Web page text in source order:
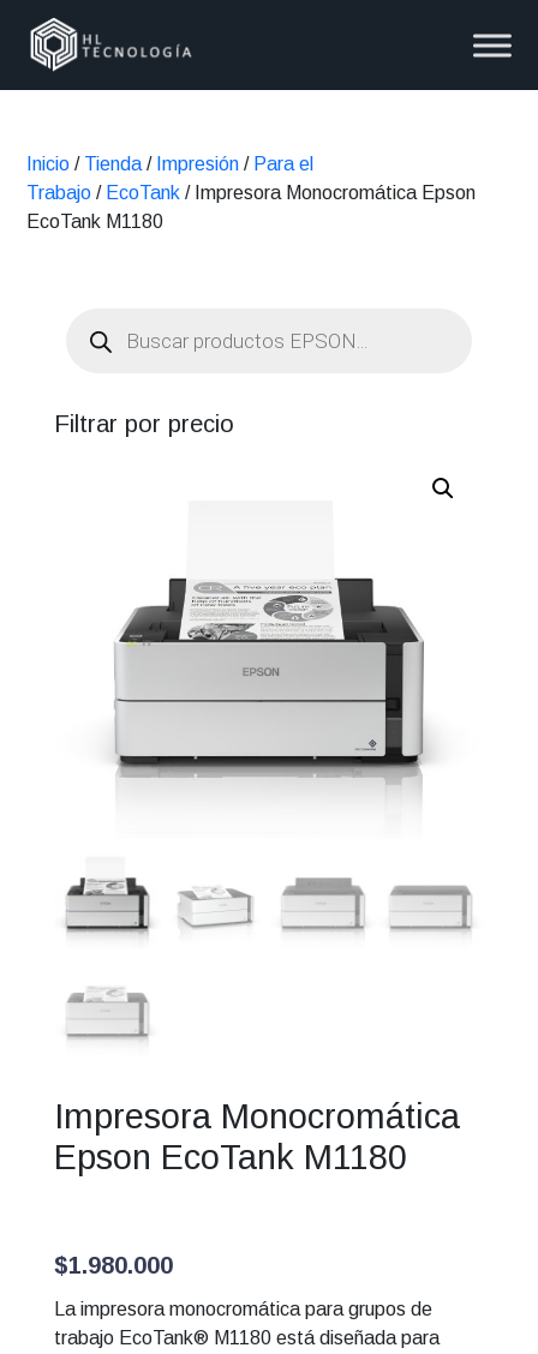
Inicio / Tienda / Impresión / Para el
Trabajo / EcoTank / Impresora Monocromática Epson
EcoTank M1180
productos
Filtrar por precio
Impresora Monocromática
Epson EcoTank M1180
$1.980.000
La impresora monocromática para grupos de
trabajo EcoTank® M1180 está diseñada para